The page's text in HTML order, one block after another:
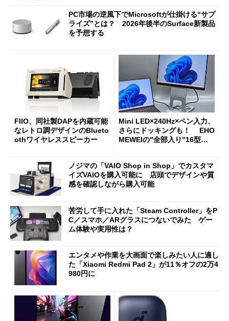
PC市場の逆風下でMicrosoftが仕掛ける“サプ
ライズ”とは？ 2026年後半のSurface新製品
を予想する
FIIO、同社製DAPを内蔵可能
なレトロ調デザインのBlueto
othワイヤレススピーカー
Mini LED×240Hz×ペン入力、
さらにドッキングも！ EHO
MEWEIの"全部入り"16型モ
ノジマの「VAIO Shop in Shop」でカスタマ
イズVAIOを購入可能に 店頭でデザインや質
感を確認しながら購入可能
苦労して手に入れた「Steam Controller」をP
C／スマホ／ARグラスにつないでみた ゲー
ム体験や実用性は？
エンタメや作業を大画面で楽しみたい人に適し
た「Xiaomi Redmi Pad 2」が11％オフの2万4
980円に